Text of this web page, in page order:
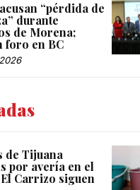
“pérdida de
durante
de Morena;
foro en BC
de Tijuana
por avería en el
Carrizo siguen